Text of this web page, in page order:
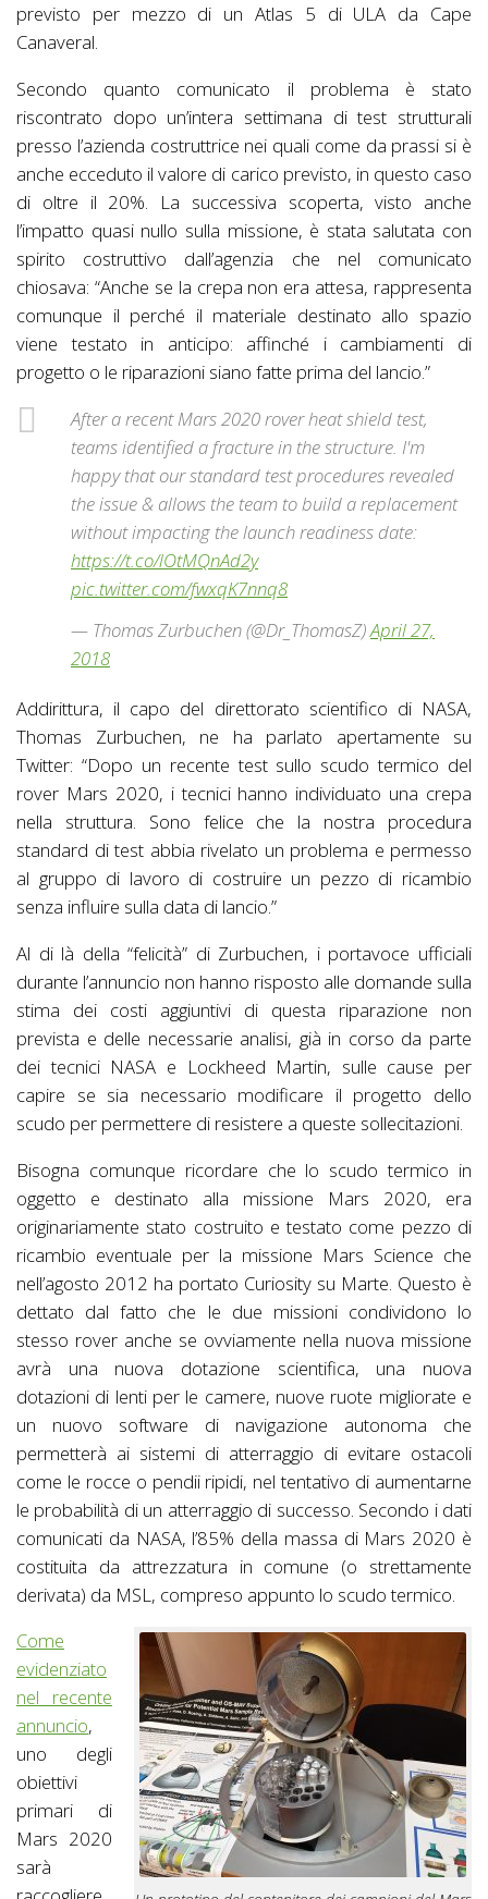
previsto per mezzo di un Atlas 5 di ULA da Cape
Canaveral.
Secondo quanto comunicato il problema è stato
riscontrato dopo un’intera settimana di test strutturali
presso l’azienda costruttrice nei quali come da prassi si è
anche ecceduto il valore di carico previsto, in questo caso
di oltre il 20%. La successiva scoperta, visto anche
l’impatto quasi nullo sulla missione, è stata salutata con
spirito costruttivo dall’agenzia che nel comunicato
chiosava: “Anche se la crepa non era attesa, rappresenta
comunque il perché il materiale destinato allo spazio
viene testato in anticipo: affinché i cambiamenti di
progetto o le riparazioni siano fatte prima del lancio.”
After a recent Mars 2020 rover heat shield test,
teams identified a fracture in the structure. I'm
happy that our standard test procedures revealed
the issue & allows the team to build a replacement
without impacting the launch readiness date:
https://t.co/lOtMQnAd2y
pic.twitter.com/fwxqK7nnq8
— Thomas Zurbuchen (@Dr_ThomasZ)April 27,
2018
Addirittura, il capo del direttorato scientifico di NASA,
Thomas Zurbuchen, ne ha parlato apertamente su
Twitter: “Dopo un recente test sullo scudo termico del
rover Mars 2020, i tecnici hanno individuato una crepa
nella struttura. Sono felice che la nostra procedura
standard di test abbia rivelato un problema e permesso
al gruppo di lavoro di costruire un pezzo di ricambio
senza influire sulla data di lancio.”
Al di là della “felicità” di Zurbuchen, i portavoce ufficiali
durante l’annuncio non hanno risposto alle domande sulla
stima dei costi aggiuntivi di questa riparazione non
prevista e delle necessarie analisi, già in corso da parte
dei tecnici NASA e Lockheed Martin, sulle cause per
capire se sia necessario modificare il progetto dello
scudo per permettere di resistere a queste sollecitazioni.
Bisogna comunque ricordare che lo scudo termico in
oggetto e destinato alla missione Mars 2020, era
originariamente stato costruito e testato come pezzo di
ricambio eventuale per la missione Mars Science che
nell’agosto 2012 ha portato Curiosity su Marte. Questo è
dettato dal fatto che le due missioni condividono lo
stesso rover anche se ovviamente nella nuova missione
avrà una nuova dotazione scientifica, una nuova
dotazioni di lenti per le camere, nuove ruote migliorate e
un nuovo software di navigazione autonoma che
permetterà ai sistemi di atterraggio di evitare ostacoli
come le rocce o pendii ripidi, nel tentativo di aumentarne
le probabilità di un atterraggio di successo. Secondo i dati
comunicati da NASA, l’85% della massa di Mars 2020 è
costituita da attrezzatura in comune (o strettamente
derivata) da MSL, compreso appunto lo scudo termico.
Come
evidenziato
nel recente
annuncio,
uno degli
obiettivi
primari di
Mars 2020
sarà